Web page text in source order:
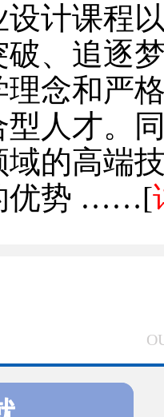
设计课程
破、追逐
理念和严
型人才。
域的高端
优势 ……[